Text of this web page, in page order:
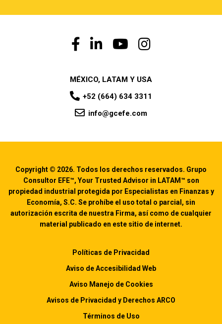
MÉXICO, LATAM Y USA
+52 (664) 634 3311
info@gcefe.com
Copyright © 2026. Todos los derechos reservados. Grupo
Consultor EFE™, Your Trusted Advisor in LATAM™ son
propiedad industrial protegida por Especialistas en Finanzas y
Economía, S.C. Se prohíbe el uso total o parcial, sin
autorización escrita de nuestra Firma, así como de cualquier
material publicado en este sitio de internet.
Políticas de Privacidad
Aviso de Accesibilidad Web
Aviso Manejo de Cookies
Avisos de Privacidad y Derechos ARCO
Términos de Uso